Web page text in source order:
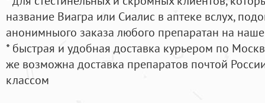
название Виагра или Сиалис в аптеке вслух,
анонимныого заказа любого препаратан на
* быстрая и удобная доставка курьером по
же возможна доставка препаратов почтой
классом